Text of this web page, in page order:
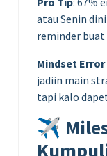
atau Senin
reminder buat
Mindset Error
jadiin main
tapi kalo
✈️ Miles